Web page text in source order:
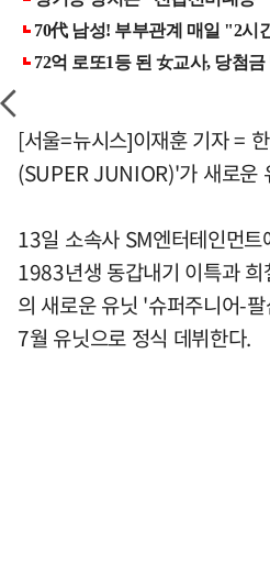
[서울=뉴시스]이재훈 기자 =
(SUPER JUNIOR)'가 새로운
13일 소속사 SM엔터테인먼
1983년생 동갑내기 이특과
의 새로운 유닛 '슈퍼주니어-
7월 유닛으로 정식 데뷔한다.